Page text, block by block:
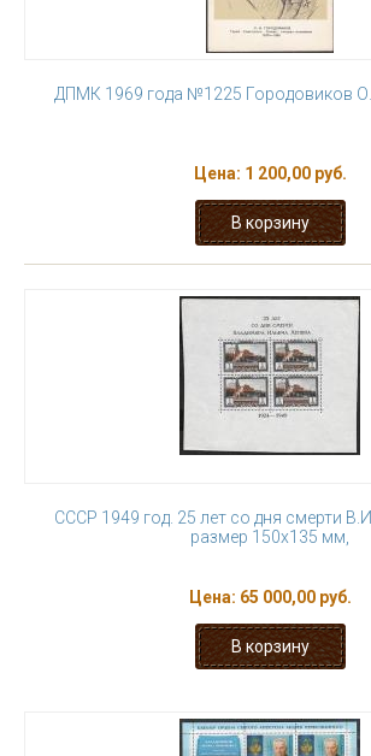
ДПМК 1969 года №1225 Городовиков
Цена: 1 200,00 руб.
СССР 1949 год. 25 лет со дня смерти
размер 150х135 мм,
Цена: 65 000,00 руб.